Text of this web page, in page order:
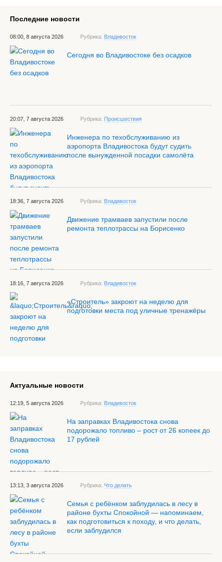
Последние новости
08:00, 8 августа 2026 Рубрика: Владивосток
Сегодня во Владивостоке без осадков
20:07, 7 августа 2026 Рубрика: Происшествия
Инженера по техобслуживанию из
аэропорта Владивостока будут судить
после вынужденной посадки самолёта
18:36, 7 августа 2026 Рубрика: Владивосток
Движение трамваев запустили после
ремонта теплотрассы на Борисенко
18:16, 7 августа 2026 Рубрика: Владивосток
«Строитель» закроют на неделю для
подготовки места под уличные тренажёры
Актуальные новости
12:19, 5 августа 2026 Рубрика: Владивосток
На заправках Владивостока снова
подорожало топливо – рост от 26 копеек до
17 рублей
13:13, 3 августа 2026 Рубрика: Что делать
Семья с ребёнком заблудилась в лесу в
районе бухты Спокойной — напоминаем,
как подготовиться к походу, и что делать,
если заблудился